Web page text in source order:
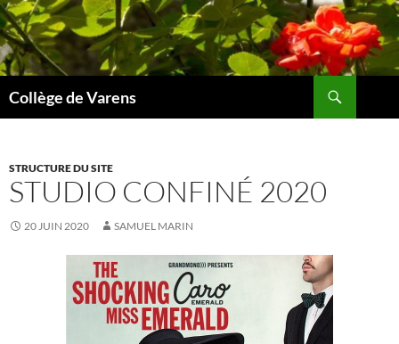
Aller
au
contenu
Collège de Varens
STRUCTURE DU SITE
STUDIO CONFINÉ 2020
20 JUIN 2020 SAMUEL MARIN